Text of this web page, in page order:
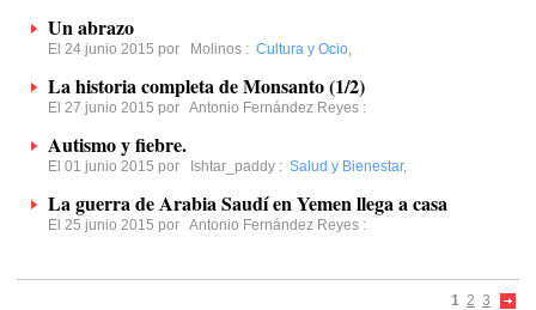
Un abrazo
El 24 junio 2015 por Molinos : Cultura y Ocio,
La historia completa de Monsanto (1/2)
El 27 junio 2015 por Antonio Fernández Reyes :
Autismo y fiebre.
El 01 junio 2015 por Ishtar_paddy : Salud y Bienestar,
La guerra de Arabia Saudí en Yemen llega a casa
El 25 junio 2015 por Antonio Fernández Reyes :
1 2 3